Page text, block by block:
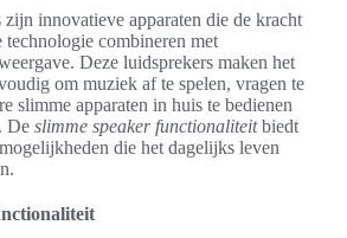
innovatieve apparaten die de kracht
technologie combineren met
Deze luidsprekers maken het
om muziek af te spelen, vragen te
slimme apparaten in huis te bedienen
De slimme speaker functionaliteitbiedt
die het dagelijks leven